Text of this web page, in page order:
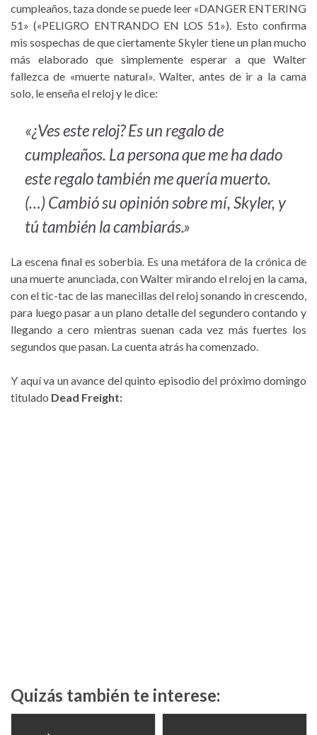
cumpleaños, taza donde se puede leer «DANGER ENTERING
51» («PELIGRO ENTRANDO EN LOS 51»). Esto confirma
mis sospechas de que ciertamente Skyler tiene un plan mucho
más elaborado que simplemente esperar a que Walter
fallezca de «muerte natural». Walter, antes de ir a la cama
solo, le enseña el reloj y le dice:
«¿Ves este reloj? Es un regalo de
cumpleaños. La persona que me ha dado
este regalo también me quería muerto.
(…) Cambió su opinión sobre mí, Skyler, y
tú también la cambiarás.»
La escena final es soberbia. Es una metáfora de la crónica de
una muerte anunciada, con Walter mirando el reloj en la cama,
con el tic-tac de las manecillas del reloj sonando in crescendo,
para luego pasar a un plano detalle del segundero contando y
llegando a cero mientras suenan cada vez más fuertes los
segundos que pasan. La cuenta atrás ha comenzado.
Y aquí va un avance del quinto episodio del próximo domingo
titulado Dead Freight:
Quizás también te interese: